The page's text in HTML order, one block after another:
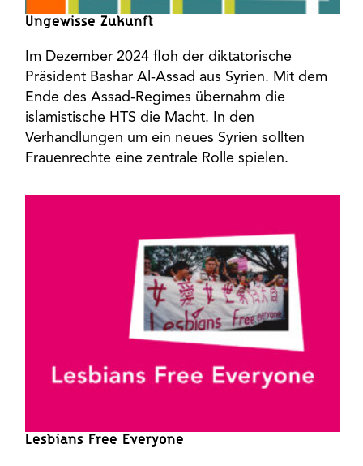
Ungewisse Zukunft
Im Dezember 2024 floh der diktatorische
Präsident Bashar Al-Assad aus Syrien. Mit dem
Ende des Assad-Regimes übernahm die
islamistische HTS die Macht. In den
Verhandlungen um ein neues Syrien sollten
Frauenrechte eine zentrale Rolle spielen.
Lesbians Free Everyone